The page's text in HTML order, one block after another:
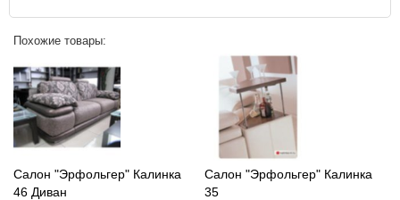
Похожие товары:
Салон "Эрфольгер" Калинка
46 Диван
Салон "Эрфольгер" Калинка
35